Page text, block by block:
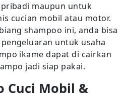
maupun untuk
cucian mobil atau motor.
shampoo ini, anda bisa
untuk usaha
ikame dapat di cairkan
jadi siap pakai.
Cuci Mobil &